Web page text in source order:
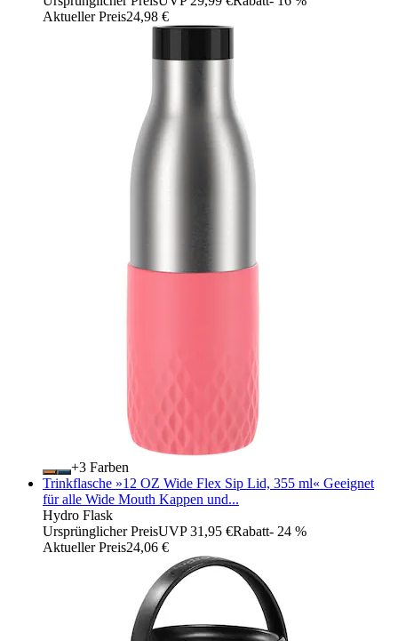
Aktueller Preis24,98 €
+
Farben
Trinkflasche »12 OZ Wide Flex Sip Lid, 355 ml« Geeignet
für alle Wide Mouth Kappen und...
Hydro Flask
Ursprünglicher PreisUVP 31,95 €Rabatt- 24 %
Aktueller Preis24,06 €